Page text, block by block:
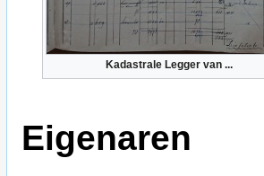
Kadastrale Legger van ...
Eigenaren